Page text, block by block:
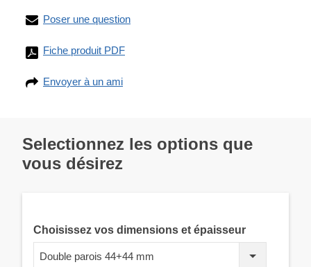
Poser une question
Fiche produit PDF
Envoyer à un ami
Selectionnez les options que
vous désirez
Choisissez vos dimensions et épaisseur
Double parois 44+44 mm